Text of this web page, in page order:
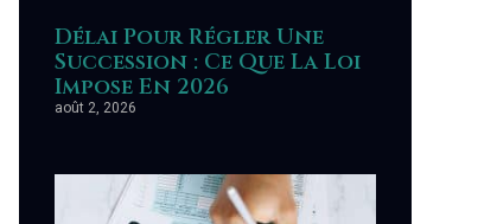
Délai Pour Régler Une
Succession : Ce Que La Loi
Impose En 2026
août 2, 2026